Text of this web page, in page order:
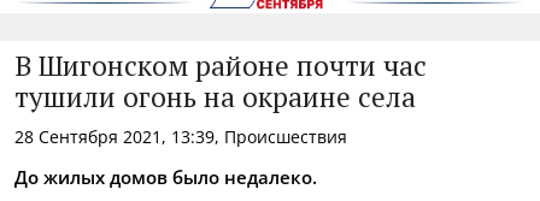
В Шигонском районе почти час
тушили огонь на окраине села
28 Сентября 2021, 13:39, Происшествия
До жилых домов было недалеко.